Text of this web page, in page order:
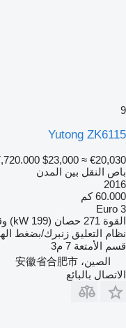
9
Yutong ZK6115
$23,000 ≈ €20,030
باص النقل بين المدن
2016
60.000 كم
Euro 3
القوة 271 حصان (199 kW)
نظام التعليق زنبرك/بضغط
قسم الأمتعة 7 م3
الصين، 安徽省合肥市
الاتصال بالبائع